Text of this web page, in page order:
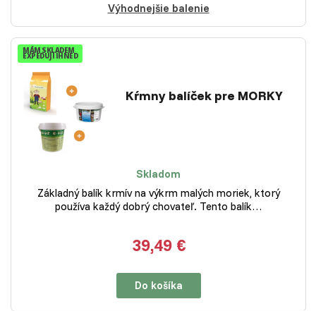
Výhodnejšie balenie
MÁM SKLADEM
EXPEDUJI IHNED
Kŕmny balíček pre MORKY
Skladom
Základný balík krmív na výkrm malých moriek, ktorý
používa každý dobrý chovateľ. Tento balík…
39,49 €
Do košíka